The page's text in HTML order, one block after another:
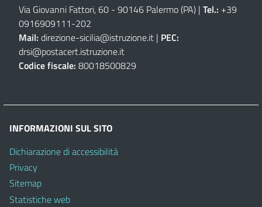
Via Giovanni Fattori, 60 - 90146 Palermo (PA) | Tel.: +39
0916909111-202
Mail: direzione-sicilia@istruzione.it | PEC:
drsi@postacert.istruzione.it
Codice fiscale: 80018500829
INFORMAZIONI SUL SITO
Dichiarazione di accessibilità
Privacy
Sitemap
Statistiche web